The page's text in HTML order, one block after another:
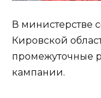
В министерстве
Кировской
промежуточные
кампании.